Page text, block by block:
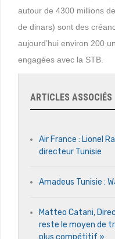
autour de 4300 millions
de dinars) sont des
aujourd’hui environ 200
engagées avec la STB.
ARTICLES ASSOCIÉS
Air France : Lionel
directeur Tunisie
Amadeus Tunisie :
Matteo Catani,
reste le moyen de